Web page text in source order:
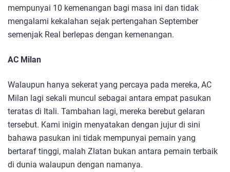
mempunyai 10 kemenangan bagi masa ini dan tidak
mengalami kekalahan sejak pertengahan September
semenjak Real berlepas dengan kemenangan.
AC Milan
Walaupun hanya sekerat yang percaya pada mereka, AC
Milan lagi sekali muncul sebagai antara empat pasukan
teratas di Itali. Tambahan lagi, mereka berebut gelaran
tersebut. Kami inigin menyatakan dengan jujur di sini
bahawa pasukan ini tidak mempunyai pemain yang
bertaraf tinggi, malah Zlatan bukan antara pemain terbaik
di dunia walaupun dengan namanya.